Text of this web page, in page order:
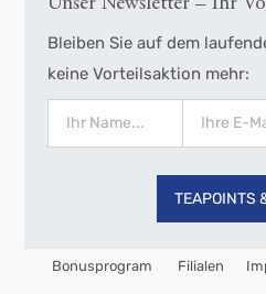
Bleiben Sie auf dem
keine Vorteilsaktion mehr:
TEAPOINTS
Bonusprogram Filialen